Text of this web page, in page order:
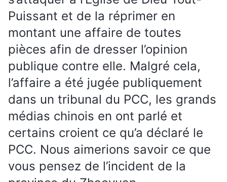
Puissant et de la réprimer en
montant une affaire de toutes
pièces afin de dresser l’opinion
publique contre elle. Malgré cela,
l’affaire a été jugée publiquement
dans un tribunal du PCC, les grands
médias chinois en ont parlé et
certains croient ce qu’a déclaré le
PCC. Nous aimerions savoir ce que
vous pensez de l’incident de la